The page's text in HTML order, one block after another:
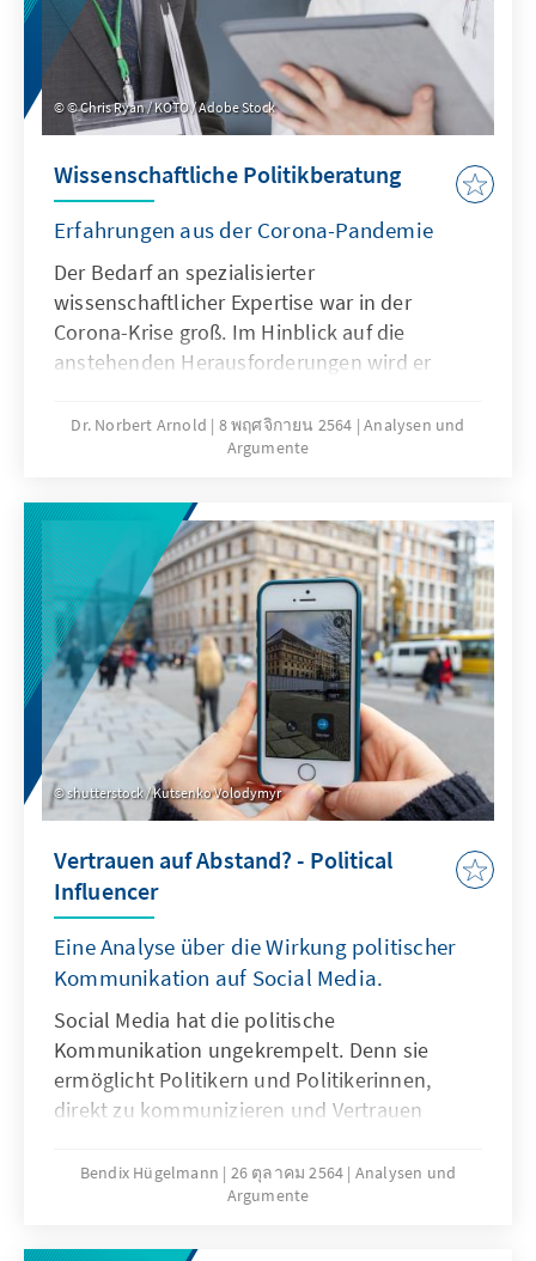
© Chris Ryan / KOTO / Adobe Stock
Wissenschaftliche Politikberatung
Erfahrungen aus der Corona-Pandemie
Der Bedarf an spezialisierter
wissenschaftlicher Expertise war in der
Corona-Krise groß. Im Hinblick auf die
anstehenden Herausforderungen wird er
Erfahrungen aus der Corona-Krise als
Grundlage für die Verbesserungen der
heranzuziehen. Unsere Analyse identifiziert
Ansätze, wie dies gelingen kann.
Dr. Norbert Arnold 8 พฤศจิกายน 2564 Analysen und
Argumente
shutterstock / Kutsenko Volodymyr
Vertrauen auf Abstand? - Political
Influencer
Eine Analyse über die Wirkung politischer
Kommunikation auf Social Media.
Social Media hat die politische
Kommunikation ungekrempelt. Denn sie
ermöglicht Politikern und Politikerinnen,
direkt zu kommunizieren und Vertrauen
wirkt Social Media-Kommunikation auf die
potenziellen Wählerinnen und Wähler? Ist
Bendix Hügelmann 26 ตุลาคม 2564 Analysen und
Argumente